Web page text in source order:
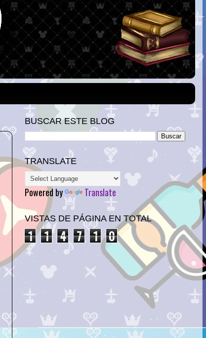
BUSCAR ESTE BLOG
TRANSLATE
Powered by Translate
VISTAS DE PÁGINA EN TOTAL
1 1 4 7 1 0